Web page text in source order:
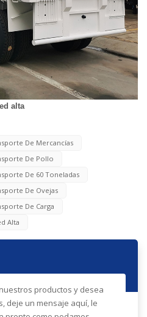
alta
De Mercancías
De Pollo
De 60 Toneladas
De Ovejas
De Carga
Alta
productos y desea
deje un mensaje aquí, le